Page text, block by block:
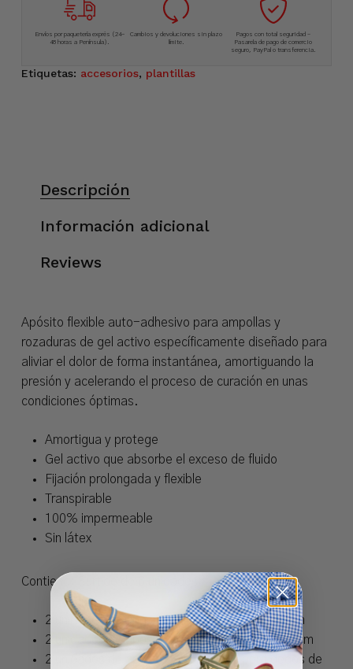
Envíos por paquetería exprés (24-
48 horas a Península).
Cambios y devoluciones sin plazo
límite.
Pagos con total seguridad –
Pasarela de pago de comercio
seguro, PayPal o transferencia.
Etiquetas: accesorios, plantillas
Descripción
Información adicional
Reviews
Apósito flexible auto-adhesivo para ampollas y
rozaduras de gel activo específicamente diseñado para
aliviar el dolor de forma instantánea, amortiguando la
presión y acelerando el proceso de curación en unas
condiciones óptimas.
Amortigua y protege
Gel activo que absorbe el exceso de fluido
Fijación prolongada y flexible
Transpirable
100% impermeable
Sin látex
Contiene: Surtido de 6 unidades
2 unidades de apósitos grandes de 4,2×6,8 cm
2 unidades de apósitos medianos de 2,0×6,0 cm
2 unidades de apósitos específicos para dedos de